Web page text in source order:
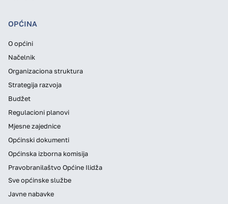
OPĆINA
O općini
Načelnik
Organizaciona struktura
Strategija razvoja
Budžet
Regulacioni planovi
Mjesne zajednice
Općinski dokumenti
Općinska izborna komisija
Pravobranilaštvo Općine Ilidža
Sve općinske službe
Javne nabavke